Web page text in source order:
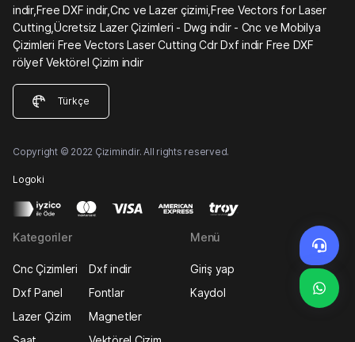
indir,Free DXF indir,Cnc ve Lazer çizimi,Free Vectors for Laser
Cutting,Ücretsiz Lazer Çizimleri - Dwg indir - Cnc ve Mobilya
Çizimleri Free Vectors Laser Cutting Cdr Dxf indir Free DXF
rölyef Vektörel Çizim indir
Türkçe
Copyright © 2022 Çizimindir. All rights reserved.
Logoki
Kategoriler
Cnc Çizimleri
Dxf indir
Dxf Panel
Fontlar
Lazer Çizim
Magnetler
Menü
Giriş yap
Kaydol